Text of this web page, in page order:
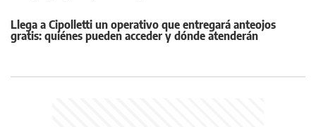
Llega a Cipolletti un operativo que entregará anteojos
gratis: quiénes pueden acceder y dónde atenderán